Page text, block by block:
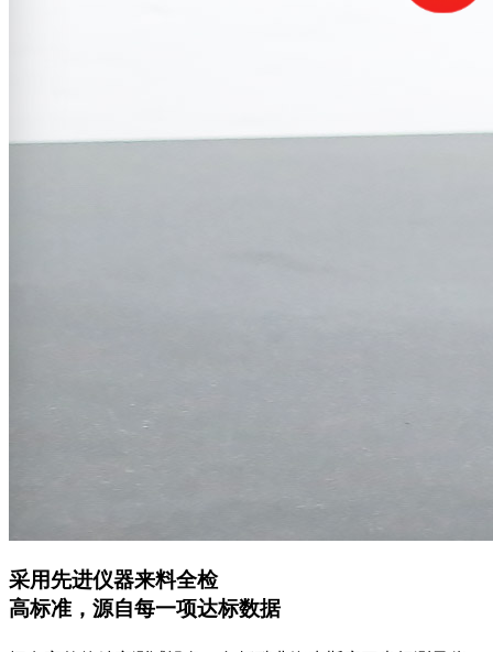
采用先进仪器来料全检
高标准，源自每一项达标数据